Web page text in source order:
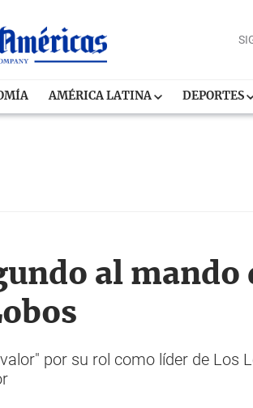
AMÉRICA LATINA DEPORTES
al mando
por su rol como líder de Los